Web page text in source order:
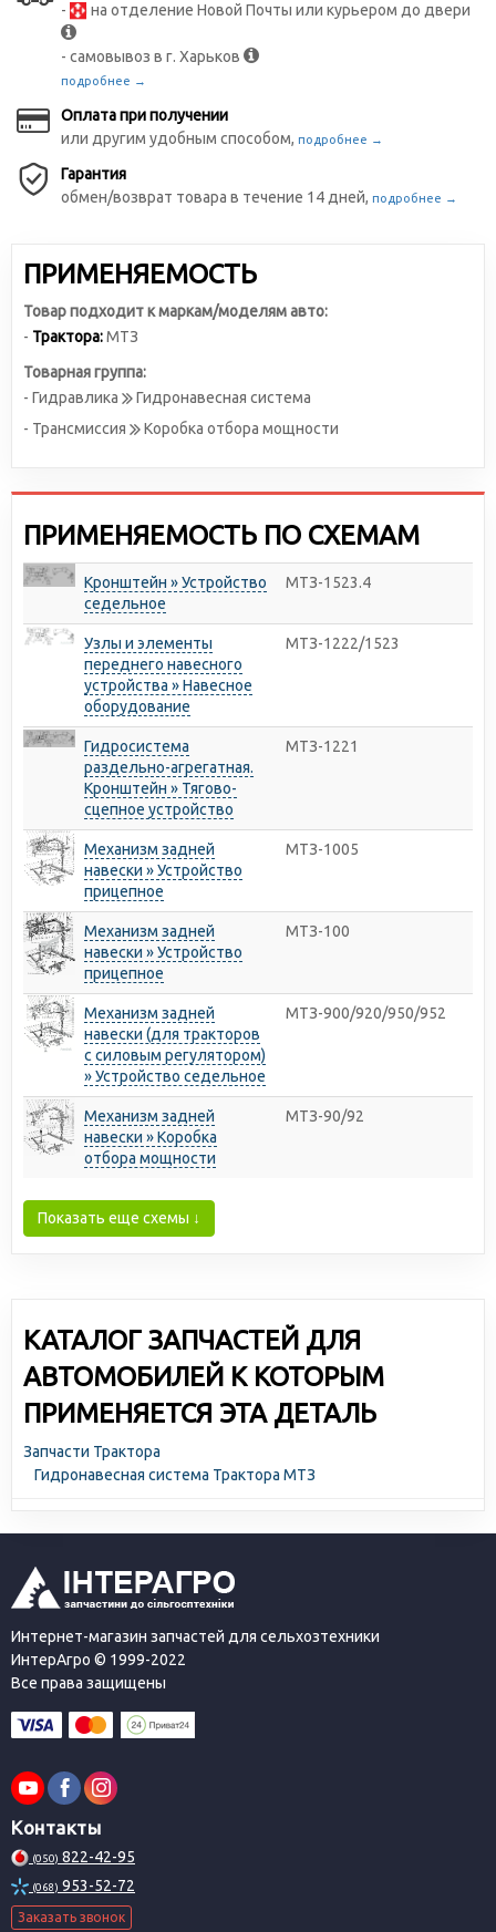
-
на отделение Новой Почты или курьером до двери
- самовывоз в г. Харьков
подробнее →
Оплата при получении
или другим удобным способом, подробнее →
Гарантия
обмен/возврат товара в течение 14 дней, подробнее →
ПРИМЕНЯЕМОСТЬ
Товар подходит к маркам/моделям авто:
- Трактора:МТЗ
Товарная группа:
- Гидравлика
Гидронавесная система
- Трансмиссия
Коробка отбора мощности
ПРИМЕНЯЕМОСТЬ ПО СХЕМАМ
Кронштейн » Устройство
седельное
МТЗ-1523.4
Узлы и элементы
переднего навесного
устройства » Навесное
оборудование
МТЗ-1222/1523
Гидросистема
раздельно-агрегатная.
Кронштейн » Тягово-
сцепное устройство
МТЗ-1221
Механизм задней
навески » Устройство
прицепное
МТЗ-1005
Механизм задней
навески » Устройство
прицепное
МТЗ-100
Механизм задней
навески (для тракторов
с силовым регулятором)
» Устройство седельное
МТЗ-900/920/950/952
Механизм задней
навески » Коробка
отбора мощности
МТЗ-90/92
Показать еще схемы ↓
КАТАЛОГ ЗАПЧАСТЕЙ ДЛЯ
АВТОМОБИЛЕЙ К КОТОРЫМ
ПРИМЕНЯЕТСЯ ЭТА ДЕТАЛЬ
Запчасти Трактора
Гидронавесная система Трактора МТЗ
Интернет-магазин запчастей для сельхозтехники
ИнтерАгро © 1999-2022
Все права защищены
Контакты
(050) 822-42-95
(068) 953-52-72
Заказать звонок